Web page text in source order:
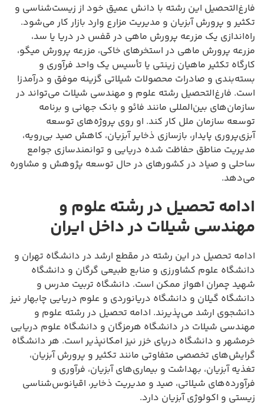
فارغ‌التحصیل این رشته با دانش عمیق خود از زیست‌شناسی و
تکثیر و پرورش آبزیان و مدیریت مزارع وارد بازار کار می‌شود.
راه‌اندازی یک مزرعه پرورش ماهی در قفس در دریا یا سد،
مزرعه پرورش ماهی در استخرهای خاکی، مزرعه پرورش میگو،
کارگاه تکثیر ماهیان زینتی یا تأسیس یک واحد فرآوری و
بسته‌بندی و صادرات محصولات شیلاتی گزینه موفق و درآمدزا
است. فارغ‌التحصیل رشته علوم و مهندسی شیلات می‌تواند در
سازمان‌های بین‌المللی مانند فائو و بانک جهانی و برنامه
توسعه سازمان ملل کار کند. او روی پروژه‌های توسعه
آبزی‌پروری پایدار، بازسازی ذخایر آبزیان، کاهش صید بی‌رویه،
مدیریت مناطق حفاظت شده دریایی و توانمندسازی جوامع
ساحلی و صیاد در کشورهای در حال توسعه پژوهش و مشاوره
می‌دهد.
ادامه تحصیل در رشته علوم و
مهندسی شیلات در داخل ایران
ادامه تحصیل در این رشته در مقطع ارشد در دانشگاه تهران و
دانشگاه علوم کشاورزی و منابع طبیعی گرگان و دانشگاه
شهید چمران اهواز ممکن است. دانشگاه تربیت مدرس و
دانشگاه گیلان و دانشگاه دریانوردی و علوم دریایی چابهار نیز
دانشجوی ارشد می‌پذیرند. ادامه تحصیل در رشته علوم و
مهندسی شیلات در دانشگاه هرمزگان و دانشگاه علوم دریایی
خرمشهر و دانشگاه دریای خزر نیز امکانپذیر است. هر دانشگاه
گرایش‌های تخصصی متفاوتی مانند تکثیر و پرورش آبزیان،
تغذیه آبزیان، بهداشت و بیماری‌های آبزیان، فرآوری و
فرآورده‌های شیلاتی، صید و مدیریت ذخایر، اقیانوس‌شناسی
زیستی و اکولوژی آبزیان دارد.